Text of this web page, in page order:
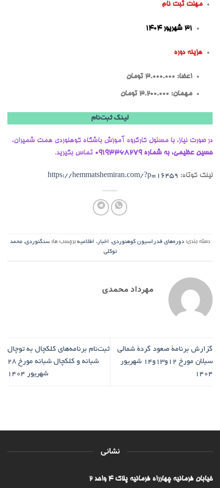
مهلت ثبت نام
۳۱ شهریور ۱۴۰۴
هزینه دوره
اعضا: ۳.۰۰۰.۰۰۰ تومان
مهمان: ۳.۲۰۰.۰۰۰ تومان
لینک ثبت‌نام
در صورت نیاز، با مسئول کارگروه آموزش باشگاه کوهنوردی همت شمیران،
حسین عظیمی، به شماره ۰۹۱۹۳۳۶۸۲۷۹
تماس بگیرید.
لینک کوتاه: https://hemmatshemiran.com/?p=16459
دسته بندی: دوره‌های فدراسیون کوهنوردی, اخبار , اطلاعیه برچسب ها: سنگنوردی, محمد
توکلی
مهرداد محمدی
گزارش برنامۀ صعود گردۀ شمالی
سبلان مورخ ۱۲و۱۳و۱۴ شهریور
۱۴۰۴
ثبت‌نام برنامه‌های کلکچال به توچال
شبانه و کلکچال شبانه مورخ ۲۸
شهریور ۱۴۰۴
نشانی
خیابان فرمانیه چهارراه فرمانیه پلاک ۴ واحد ۲